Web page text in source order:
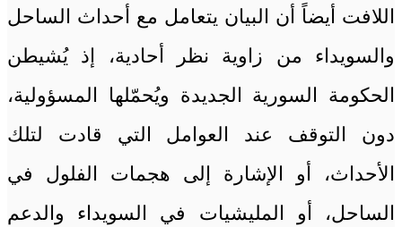
اللافت أيضاً أن البيان يتعامل مع أحداث الساحل
والسويداء من زاوية نظر أحادية، إذ يُشيطن
الحكومة السورية الجديدة ويُحمّلها المسؤولية،
دون التوقف عند العوامل التي قادت لتلك
الأحداث، أو الإشارة إلى هجمات الفلول في
الساحل، أو المليشيات في السويداء والدعم